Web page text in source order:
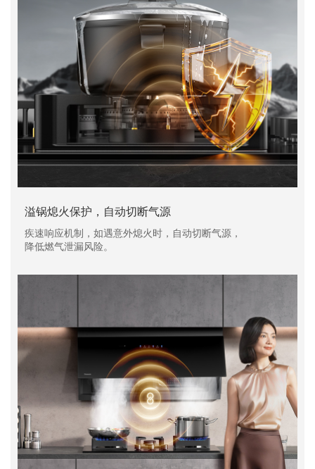
溢锅熄火保护，自动切断气源
疾速响应机制，如遇意外熄火时，自动切断气源，
降低燃气泄漏风险。